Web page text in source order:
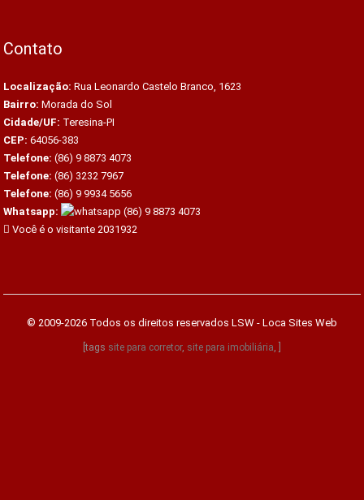
Contato
Localização: Rua Leonardo Castelo Branco, 1623
Bairro: Morada do Sol
Cidade/UF: Teresina-PI
CEP: 64056-383
Telefone: (86) 9 8873 4073
Telefone: (86) 3232 7967
Telefone: (86) 9 9934 5656
Whatsapp:
(86) 9 8873 4073
Você é o visitante 2031932
© 2009-2026 Todos os direitos reservados LSW - Loca Sites Web
[tags site para corretor, site para imobiliária, ]